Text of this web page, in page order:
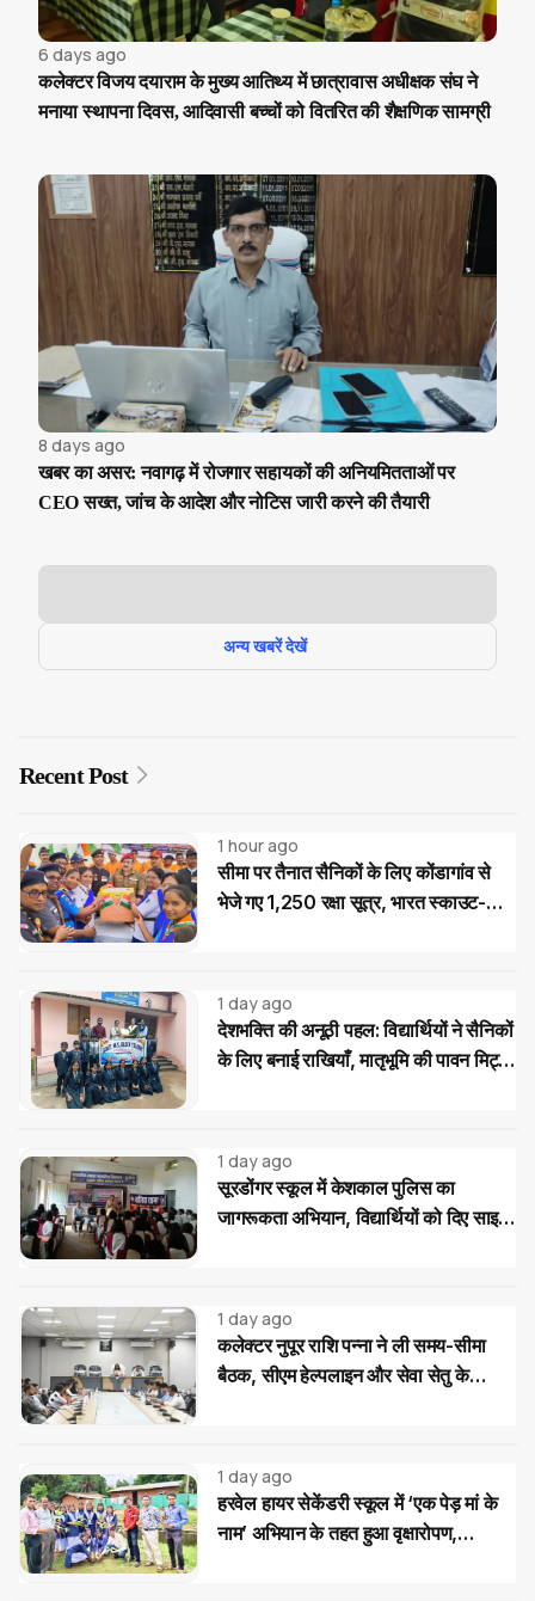
6 days ago
कलेक्टर विजय दयाराम के मुख्य आतिथ्य में छात्रावास अधीक्षक संघ ने
मनाया स्थापना दिवस, आदिवासी बच्चों को वितरित की शैक्षणिक सामग्री
8 days ago
खबर का असर: नवागढ़ में रोजगार सहायकों की अनियमितताओं पर
CEO सख्त, जांच के आदेश और नोटिस जारी करने की तैयारी
अन्य खबरें देखें
Recent Post
1 hour ago
सीमा पर तैनात सैनिकों के लिए कोंडागांव से
भेजे गए 1,250 रक्षा सूत्र, भारत स्काउट-
1 day ago
देशभक्ति की अनूठी पहल: विद्यार्थियों ने सैनिकों
के लिए बनाई राखियाँ, मातृभूमि की पावन मिट्टी
1 day ago
सूरडोंगर स्कूल में केशकाल पुलिस का
जागरूकता अभियान, विद्यार्थियों को दिए साइबर
1 day ago
कलेक्टर नुपूर राशि पन्ना ने ली समय-सीमा
बैठक, सीएम हेल्पलाइन और सेवा सेतु के
1 day ago
हरवेल हायर सेकेंडरी स्कूल में ‘एक पेड़ मां के
नाम’ अभियान के तहत हुआ वृक्षारोपण,